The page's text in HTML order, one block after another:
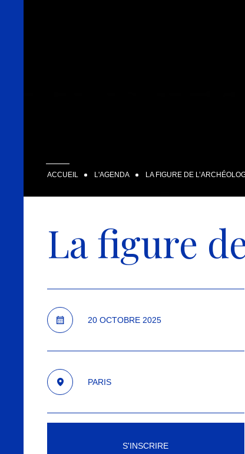
ACCUEIL L'AGENDA LA FIGURE DE
La figure
20 OCTOBRE 2025
PARIS
S'INSCRIRE